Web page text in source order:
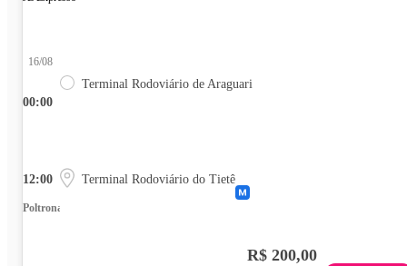
00:00
16/08
Terminal Rodoviário de Araguari
12:00 Terminal Rodoviário do Tietê
Poltrona
R$ 200,00